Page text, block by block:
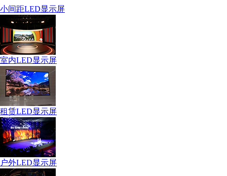
小间距LED显示屏
室内LED显示屏
租赁LED显示屏
户外LED显示屏